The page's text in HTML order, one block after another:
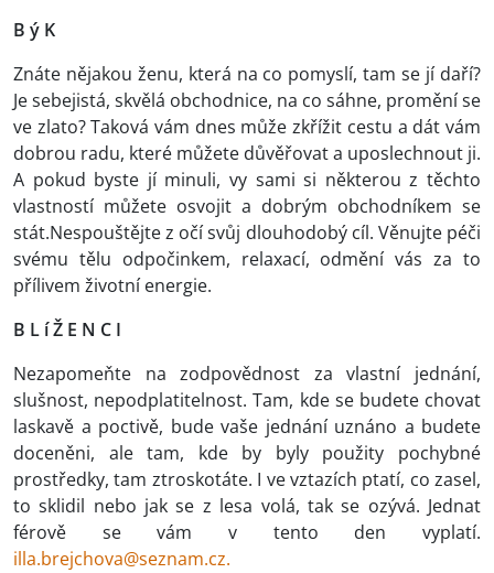
B ý K
Znáte nějakou ženu, která na co pomyslí, tam se jí daří?
Je sebejistá, skvělá obchodnice, na co sáhne, promění se
ve zlato? Taková vám dnes může zkřížit cestu a dát vám
dobrou radu, které můžete důvěřovat a uposlechnout ji.
A pokud byste jí minuli, vy sami si některou z těchto
vlastností můžete osvojit a dobrým obchodníkem se
stát.Nespouštějte z očí svůj dlouhodobý cíl. Věnujte péči
svému tělu odpočinkem, relaxací, odmění vás za to
přílivem životní energie.
B L í Ž E N C I
Nezapomeňte na zodpovědnost za vlastní jednání,
slušnost, nepodplatitelnost. Tam, kde se budete chovat
laskavě a poctivě, bude vaše jednání uznáno a budete
doceněni, ale tam, kde by byly použity pochybné
prostředky, tam ztroskotáte. I ve vztazích ptatí, co zasel,
to sklidil nebo jak se z lesa volá, tak se ozývá. Jednat
férově se vám v tento den vyplatí.
illa.brejchova@seznam.cz.